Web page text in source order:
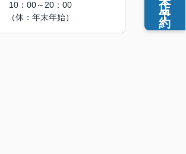
10：00～20：00
（休：年末年始）